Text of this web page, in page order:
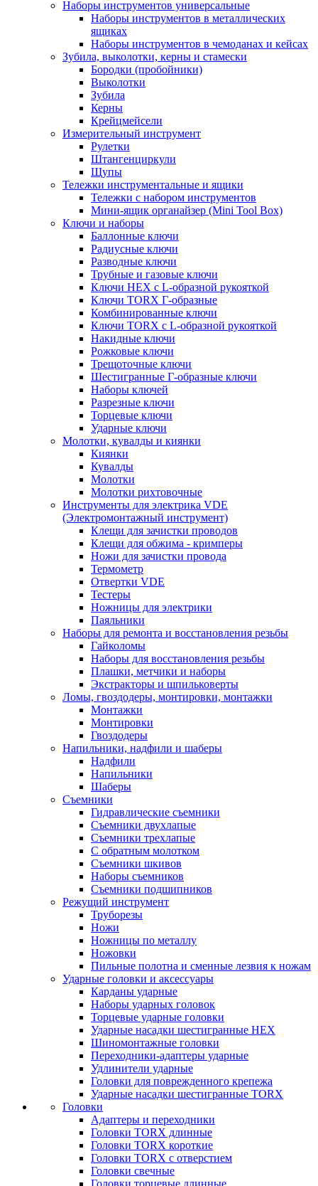
Наборы инструментов универсальные
Наборы инструментов в металлических
ящиках
Наборы инструментов в чемоданах и кейсах
Зубила, выколотки, керны и стамески
Бородки (пробойники)
Выколотки
Зубила
Керны
Крейцмейсели
Измерительный инструмент
Рулетки
Штангенциркули
Щупы
Тележки инструментальные и ящики
Тележки с набором инструментов
Мини-ящик органайзер (Mini Tool Box)
Ключи и наборы
Баллонные ключи
Радиусные ключи
Разводные ключи
Трубные и газовые ключи
Ключи HEX с L-образной рукояткой
Ключи TORX Г-образные
Комбинированные ключи
Ключи TORX с L-образной рукояткой
Накидные ключи
Рожковые ключи
Трещоточные ключи
Шестигранные Г-образные ключи
Наборы ключей
Разрезные ключи
Торцевые ключи
Ударные ключи
Молотки, кувалды и киянки
Киянки
Кувалды
Молотки
Молотки рихтовочные
Инструменты для электрика VDE
(Электромонтажный инструмент)
Клещи для зачистки проводов
Клещи для обжима - кримперы
Ножи для зачистки провода
Термометр
Отвертки VDE
Тестеры
Ножницы для электрики
Паяльники
Наборы для ремонта и восстановления резьбы
Гайколомы
Наборы для восстановления резьбы
Плашки, метчики и наборы
Экстракторы и шпильковерты
Ломы, гвоздодеры, монтировки, монтажки
Монтажки
Монтировки
Гвоздодеры
Напильники, надфили и шаберы
Надфили
Напильники
Шаберы
Съемники
Гидравлические съемники
Съемники двухлапые
Съемники трехлапые
С обратным молотком
Съемники шкивов
Наборы съемников
Съемники подшипников
Режущий инструмент
Труборезы
Ножи
Ножницы по металлу
Ножовки
Пильные полотна и сменные лезвия к ножам
Ударные головки и аксессуары
Карданы ударные
Наборы ударных головок
Торцевые ударные головки
Ударные насадки шестигранные HEX
Шиномонтажные головки
Переходники-адаптеры ударные
Удлинители ударные
Головки для поврежденного крепежа
Ударные насадки шестигранные TORX
Головки
Адаптеры и переходники
Головки TORX длинные
Головки TORX короткие
Головки TORX с отверстием
Головки свечные
Головки торцевые длинные